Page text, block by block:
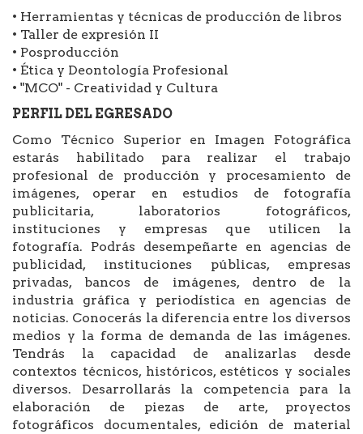
• Herramientas y técnicas de producción de libros
• Taller de expresión II
• Posproducción
• Ética y Deontología Profesional
• "MCO" - Creatividad y Cultura
PERFIL DEL EGRESADO
Como Técnico Superior en Imagen Fotográfica
estarás habilitado para realizar el trabajo
profesional de producción y procesamiento de
imágenes, operar en estudios de fotografía
publicitaria, laboratorios fotográficos,
instituciones y empresas que utilicen la
fotografía. Podrás desempeñarte en agencias de
publicidad, instituciones públicas, empresas
privadas, bancos de imágenes, dentro de la
industria gráfica y periodística en agencias de
noticias. Conocerás la diferencia entre los diversos
medios y la forma de demanda de las imágenes.
Tendrás la capacidad de analizarlas desde
contextos técnicos, históricos, estéticos y sociales
diversos. Desarrollarás la competencia para la
elaboración de piezas de arte, proyectos
fotográficos documentales, edición de material